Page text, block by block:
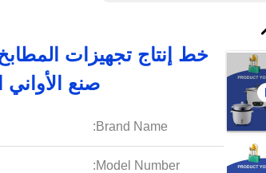
خط إنتاج تجهيزات
صنع الأواني
Brand Name:
Model Number: